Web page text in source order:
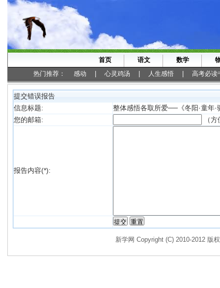
首页 语文 数学
热门推荐： 感动 心灵鸡汤 人生感悟 高考必读
提交错误报告
信息标题:
整体感悟各取所爱──《冬阳·童年·
您的邮箱:
（
报告内容(*):
新学网 Copyright (C) 2010-2012 版